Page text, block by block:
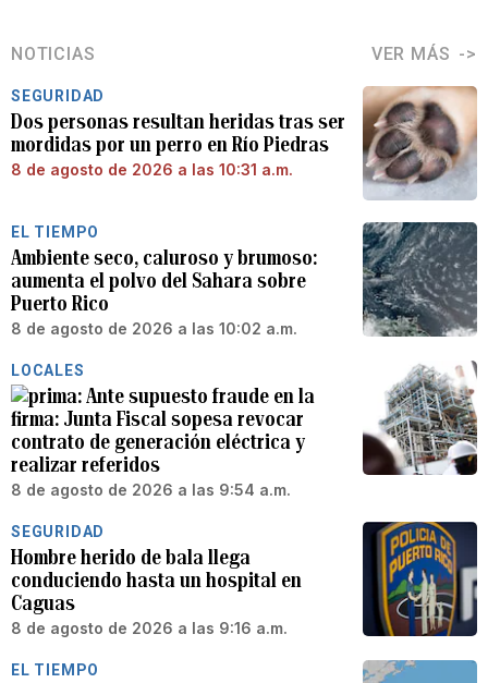
NOTICIAS VER MÁS
SEGURIDAD
Dos personas resultan heridas tras ser
mordidas por un perro en Río Piedras
8 de agosto de 2026 a las 10:31 a.m.
EL TIEMPO
Ambiente seco, caluroso y brumoso:
aumenta el polvo del Sahara sobre
Puerto Rico
8 de agosto de 2026 a las 10:02 a.m.
LOCALES
Ante supuesto fraude en la
firma: Junta Fiscal sopesa revocar
contrato de generación eléctrica y
realizar referidos
8 de agosto de 2026 a las 9:54 a.m.
SEGURIDAD
Hombre herido de bala llega
conduciendo hasta un hospital en
Caguas
8 de agosto de 2026 a las 9:16 a.m.
EL TIEMPO